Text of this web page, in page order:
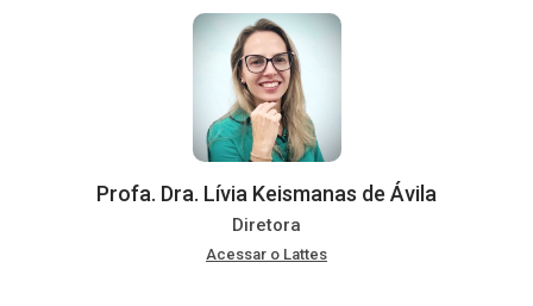
Profa. Dra. Lívia Keismanas de Ávila
Diretora
Acessar o Lattes